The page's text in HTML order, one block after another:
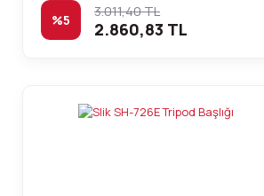
%5 3.011,40 TL
2.860,83 TL